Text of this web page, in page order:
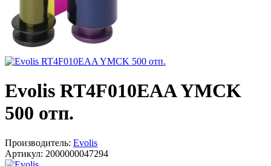
Evolis RT4F010EAA YMCK
500 отп.
Производитель: Evolis
Артикул: 2000000047294